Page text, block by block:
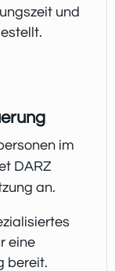
und
im
DARZ
an.
eine
bereit.